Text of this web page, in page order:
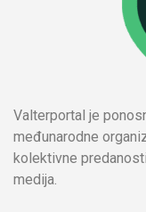
Valterportal je
međunarodne
kolektivne
medija.